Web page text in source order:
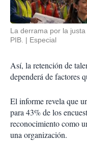
La derrama por la
PIB.
Especial
Así, la retención de
dependerá de factores
El informe revela que
para 43% de los
reconocimiento como
una organización.